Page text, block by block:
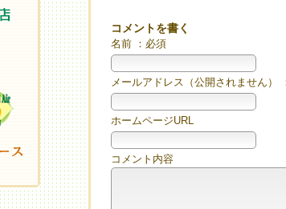
コメントを書く
名前 ：必須
メールアドレス（公開されません）
ホームページURL
コメント内容